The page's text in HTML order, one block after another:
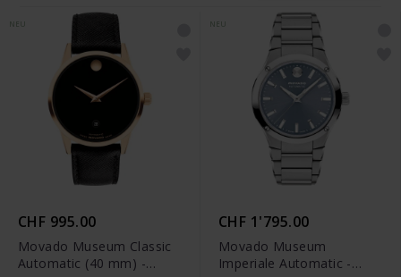
CHF 995.00
Movado Museum Classic
Automatic (40 mm) -
CHF 1'795.00
Movado Museum
Imperiale Automatic -